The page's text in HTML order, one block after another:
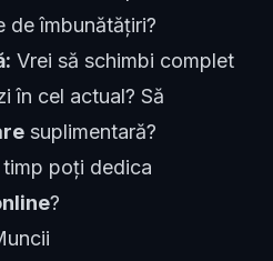
de îmbunătățiri?
Vrei să schimbi complet
în cel actual? Să
suplimentară?
timp poți dedica
?